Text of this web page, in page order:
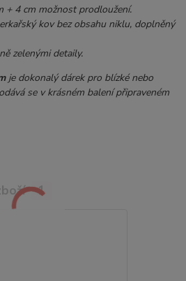
+ 4 cm možnost prodloužení.
kov bez obsahu niklu, doplněný
zelenými detaily.
je dokonalý dárek pro blízké nebo
se v krásném balení připraveném
1